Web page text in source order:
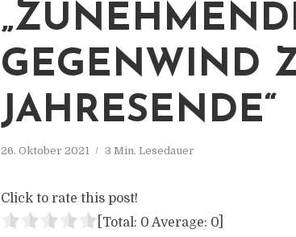
GEGENWIND
JAHRESENDE“
26. Oktober 2021 3 Min. Lesedauer
Click to rate this post!
[Total: 0 Average: 0